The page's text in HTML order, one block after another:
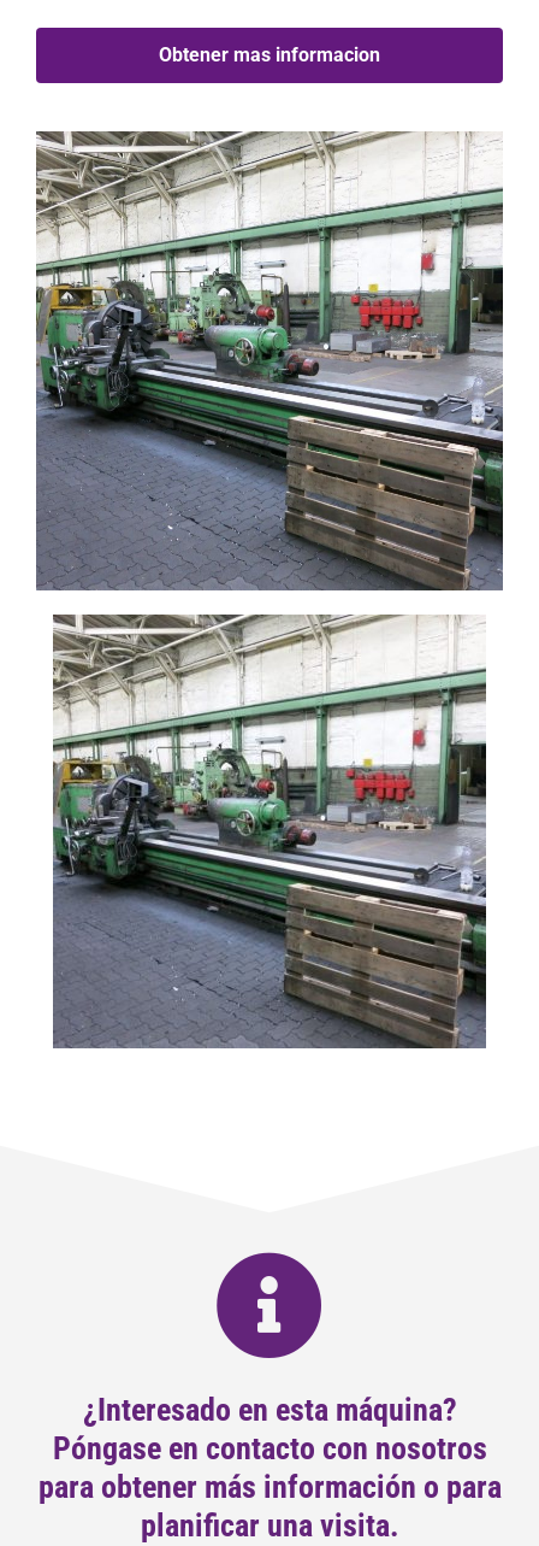
Obtener mas informacion
¿Interesado en esta máquina?
Póngase en contacto con nosotros
para obtener más información o para
planificar una visita.